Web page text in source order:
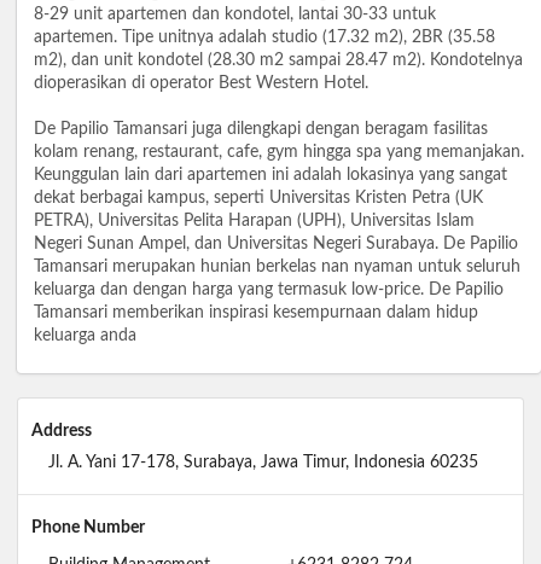
8-29 unit apartemen dan kondotel, lantai 30-33 untuk
apartemen. Tipe unitnya adalah studio (17.32 m2), 2BR (35.58
m2), dan unit kondotel (28.30 m2 sampai 28.47 m2). Kondotelnya
dioperasikan di operator Best Western Hotel.
De Papilio Tamansari juga dilengkapi dengan beragam fasilitas
kolam renang, restaurant, cafe, gym hingga spa yang memanjakan.
Keunggulan lain dari apartemen ini adalah lokasinya yang sangat
dekat berbagai kampus, seperti Universitas Kristen Petra (UK
PETRA), Universitas Pelita Harapan (UPH), Universitas Islam
Negeri Sunan Ampel, dan Universitas Negeri Surabaya. De Papilio
Tamansari merupakan hunian berkelas nan nyaman untuk seluruh
keluarga dan dengan harga yang termasuk low-price. De Papilio
Tamansari memberikan inspirasi kesempurnaan dalam hidup
keluarga anda
Address
Jl. A. Yani 17-178, Surabaya, Jawa Timur, Indonesia 60235
Phone Number